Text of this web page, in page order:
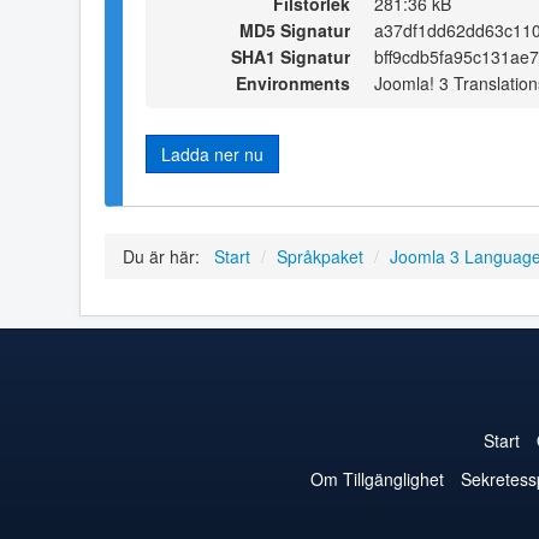
MD5 Signatur
SHA1 Signatur
Environments
Joomla! 3
Ladda ner nu
Du är här: Start / Språkpaket / Joomla 3
Start
Om Tillgänglighet